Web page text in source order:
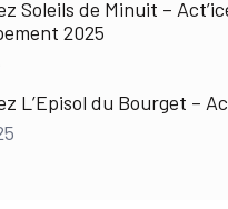
Soleils de Minuit –
2025
L’Episol du Bourget –